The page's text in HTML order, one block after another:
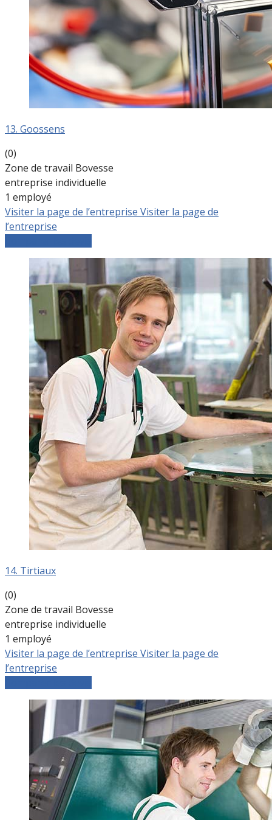
13. Goossens
(0)
Zone de travail Bovesse
entreprise individuelle
1 employé
Visiter la page de l’entreprise Visiter la page de
l’entreprise
14. Tirtiaux
(0)
Zone de travail Bovesse
entreprise individuelle
1 employé
Visiter la page de l’entreprise Visiter la page de
l’entreprise